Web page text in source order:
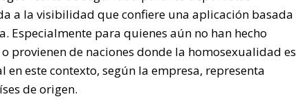
a la visibilidad que confiere una aplicación basada
Especialmente para quienes aún no han hecho
provienen de naciones donde la homosexualidad es
este contexto, según la empresa, representa
de origen.